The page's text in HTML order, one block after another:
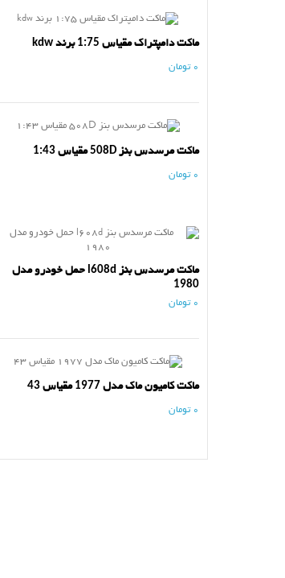
ماکت دامپتراک مقیاس 1:75 برند kdw
0 تومان
ماکت مرسدس بنز 508D مقیاس 1:43
0 تومان
ماکت مرسدس بنز l608d حمل خودرو مدل
1980
0 تومان
ماکت کامیون ماک مدل 1977 مقیاس 43
0 تومان